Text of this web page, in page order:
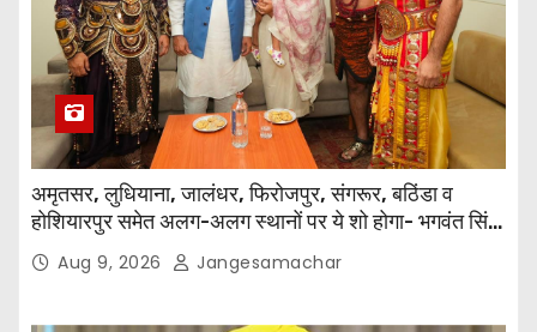
अमृतसर, लुधियाना, जालंधर, फिरोजपुर, संगरूर, बठिंडा व
होशियारपुर समेत अलग-अलग स्थानों पर ये शो होगा- भगवंत सिंह
मान Aug 9, 2026 Jangesamachar